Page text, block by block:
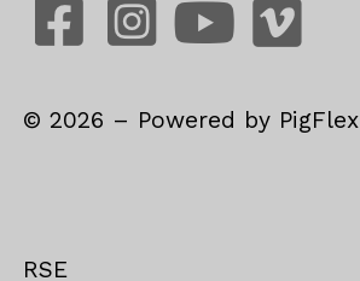
©2026 – Powered by PigFlex
RSE